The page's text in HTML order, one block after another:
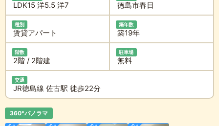
LDK15 洋5.5 洋7 徳島市春日
種別
賃貸アパート
築年数
築19年
階数
2階 / 2階建
駐車場
無料
交通
JR徳島線 佐古駅 徒歩22分
360°パノラマ